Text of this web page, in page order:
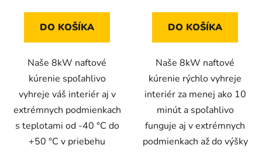
DO KOŠÍKA
Naše 8kW naftové
kúrenie spoľahlivo
vyhreje váš interiér aj v
extrémnych podmienkach
s teplotami od -40 °C do
+50 °C v priebehu
DO KOŠÍKA
Naše 8kW naftové
kúrenie rýchlo vyhreje
interiér za menej ako 10
minút a spoľahlivo
funguje aj v extrémnych
podmienkach až do výšky